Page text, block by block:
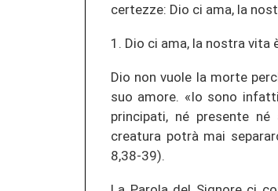
certezze: Dio ci ama, la
1. Dio ci ama, la nostra vita
Dio non vuole la morte
suo amore. «Io sono
principati, né presente né
creatura potrà mai
8,38-39).